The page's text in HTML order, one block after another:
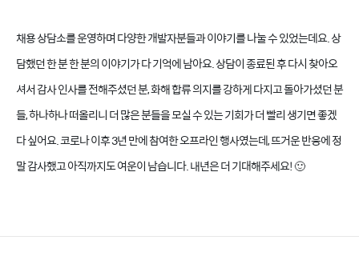
채용 상담소를 운영하며 다양한 개발자분들과 이야기를 나눌 수 있었는데요. 상
담했던 한 분 한 분의 이야기가 다 기억에 남아요. 상담이 종료된 후 다시 찾아오
셔서 감사 인사를 전해주셨던 분, 화해 합류 의지를 강하게 다지고 돌아가셨던 분
들, 하나하나 떠올리니 더 많은 분들을 모실 수 있는 기회가 더 빨리 생기면 좋겠
다 싶어요. 코로나 이후 3년 만에 참여한 오프라인 행사였는데, 뜨거운 반응에 정
말 감사했고 아직까지도 여운이 남습니다. 내년은 더 기대해주세요! 🙂